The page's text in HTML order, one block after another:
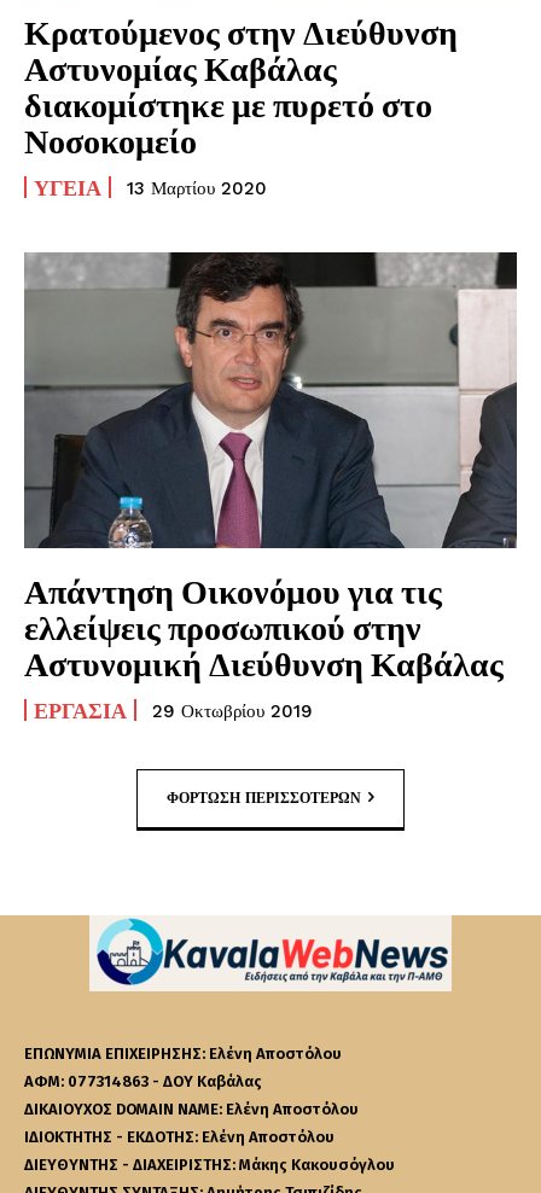
Κρατούμενος στην Διεύθυνση
Αστυνομίας Καβάλας
διακομίστηκε με πυρετό στο
Νοσοκομείο
ΥΓΕΊΑ 13 Μαρτίου 2020
Απάντηση Οικονόμου για τις
ελλείψεις προσωπικού στην
Αστυνομική Διεύθυνση Καβάλας
ΕΡΓΑΣΊΑ 29 Οκτωβρίου 2019
ΦΌΡΤΩΣΗ ΠΕΡΙΣΣΟΤΈΡΩΝ
ΕΠΩΝΥΜΙΑ ΕΠΙΧΕΙΡΗΣΗΣ: Ελένη Αποστόλου
ΑΦΜ: 077314863 - ΔΟΥ Καβάλας
ΔΙΚΑΙΟΥΧΟΣ DOMAIN NAME: Ελένη Αποστόλου
ΙΔΙΟΚΤΗΤΗΣ - ΕΚΔΟΤΗΣ: Ελένη Αποστόλου
ΔΙΕΥΘΥΝΤΗΣ - ΔΙΑΧΕΙΡΙΣΤΗΣ: Μάκης Κακουσόγλου